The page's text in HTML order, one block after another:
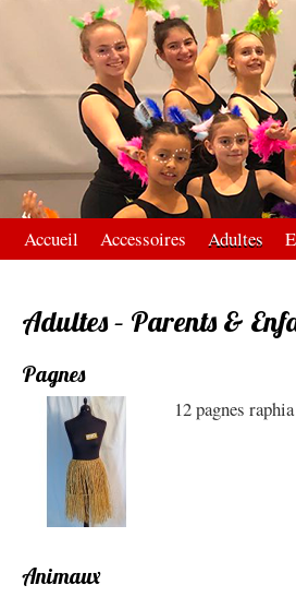
Accueil Accessoires Adultes
Adultes – Parents &
Pagnes
12 pagnes
Animaux